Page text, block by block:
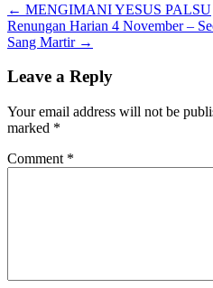
← MENGIMANI YESUS PALSU
Renungan Harian 4 November –
Sang Martir →
Leave a Reply
Your email address will not be
marked *
Comment *